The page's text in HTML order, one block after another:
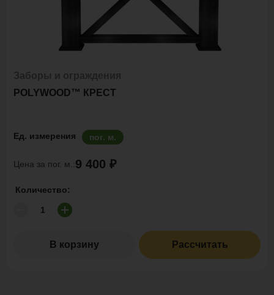
POLYWOOD™ КРЕСТ
Ед. измерения пог. м.
Цена за пог. м.:9 400 ₽
Количество:
В корзину Рассчитать